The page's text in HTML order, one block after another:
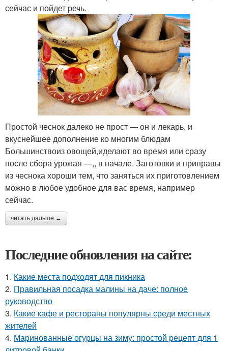
сейчас и пойдет речь.
Простой чеснок далеко не прост — он и лекарь, и
вкуснейшее дополнение ко многим блюдам
Большинствоиз овощей,иделают во время или сразу
после сбора урожая —,, в начале. Заготовки и приправы
из чеснока хороши тем, что заняться их приготовлением
можно в любое удобное для вас время, например
сейчас.
читать дальше →
Последние обновления на сайте:
1. Какие места подходят для пикника
2. Правильная посадка малины на даче: полное
руководство
3. Какие кафе и рестораны популярны среди местных
жителей
4. Маринованные огурцы на зиму: простой рецепт для 1